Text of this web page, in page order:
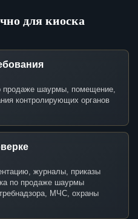
для киоска
продаже шаурмы, помещение,
контролирующих органов
журналы, приказы
по продаже шаурмы
МЧС, охраны